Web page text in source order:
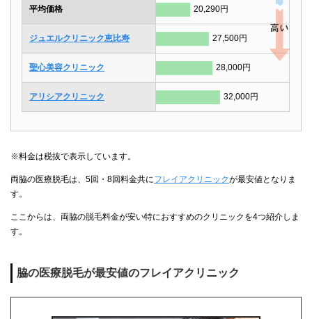
平均価格 20,290円
ジュエルクリニック恵比寿 27,500円
聖心美容クリニック 28,000円
アリシアクリニック 32,000円
※料金は税抜で表示しています。
両脇の医療脱毛は、5回・8回料金共にフレイアクリニックが最安値となりま
す。
ここからは、両脇の脱毛料金が安い特におすすめのクリニックを4つ紹介しま
す。
脇の医療脱毛が最安値のフレイアクリニック